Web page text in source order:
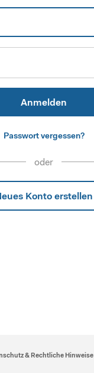
Anmelden
Passwort vergessen?
oder
Konto erstellen
& Rechtliche Hinweise